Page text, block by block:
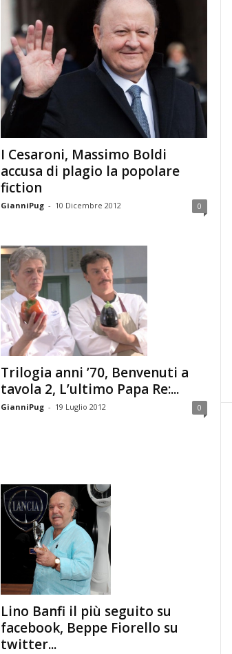
I Cesaroni, Massimo Boldi
accusa di plagio la popolare
fiction
GianniPug - 10 Dicembre 2012 0
Trilogia anni ’70, Benvenuti a
tavola 2, L’ultimo Papa Re:...
GianniPug - 19 Luglio 2012 0
Lino Banfi il più seguito su
facebook, Beppe Fiorello su
twitter...